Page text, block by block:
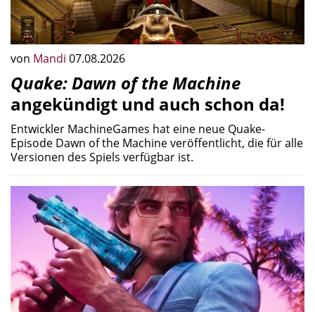
von Mandi 07.08.2026
Quake: Dawn of the Machine
angekündigt und auch schon da!
Entwickler MachineGames hat eine neue Quake-
Episode Dawn of the Machine veröffentlicht, die für alle
Versionen des Spiels verfügbar ist.